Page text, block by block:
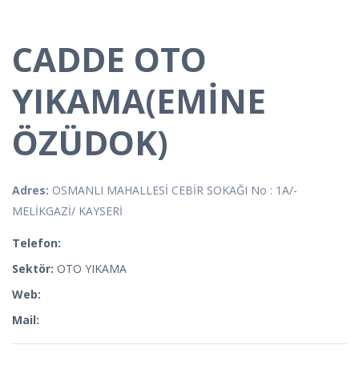
CADDE OTO
YIKAMA(EMİNE
ÖZÜDOK)
Adres: OSMANLI MAHALLESİ CEBİR SOKAĞI No : 1A/-
MELİKGAZİ/ KAYSERİ
Telefon:
Sektör: OTO YIKAMA
Web:
Mail: